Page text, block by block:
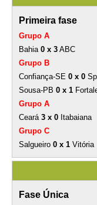
Primeira fase
Grupo A
Bahia 0 x 3ABC
Grupo B
Confiança-SE 0 x 0
Sousa-PB 0 x 1
Grupo A
Ceará 3 x 0Itabaiana
Grupo C
Salgueiro 0 x 1Vitória
Fase Única